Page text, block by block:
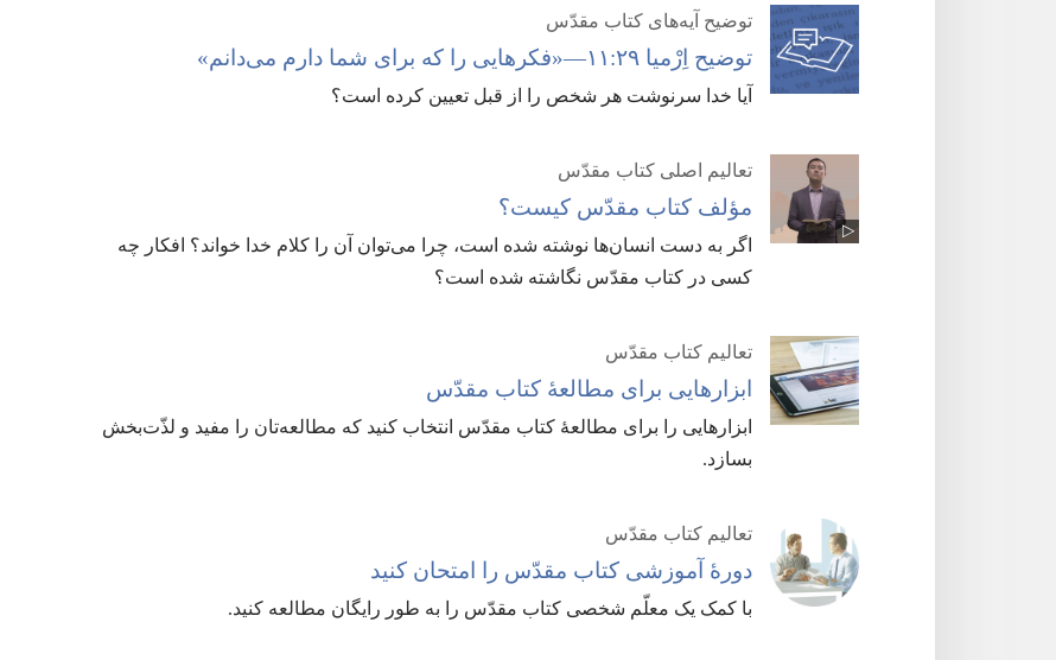
توضیح آیه‌های کتاب مقدّس
توضیح اِرْمیا ۲۹:‏۱۱—‏«فکرهایی را که برای شما دارم می‌دانم»‏
آیا خدا سرنوشت هر شخص را از قبل تعیین کرده است؟‏
تعالیم اصلی کتاب مقدّس
مؤلف کتاب مقدّس کیست؟‏
اگر به دست انسان‌ها نوشته شده است،‏ چرا می‌توان آن را کلام خدا خواند؟‏ افکار چه
کسی در کتاب مقدّس نگاشته شده است؟‏
تعالیم کتاب مقدّس
ابزارهایی برای مطالعهٔ کتاب مقدّس
ابزارهایی را برای مطالعهٔ کتاب مقدّس انتخاب کنید که مطالعه‌تان را مفید و لذّت‌بخش
بسازد.‏
تعالیم کتاب مقدّس
دورهٔ آموزشی کتاب مقدّس را امتحان کنید
با کمک یک معلّم شخصی کتاب مقدّس را به طور رایگان مطالعه کنید.‏